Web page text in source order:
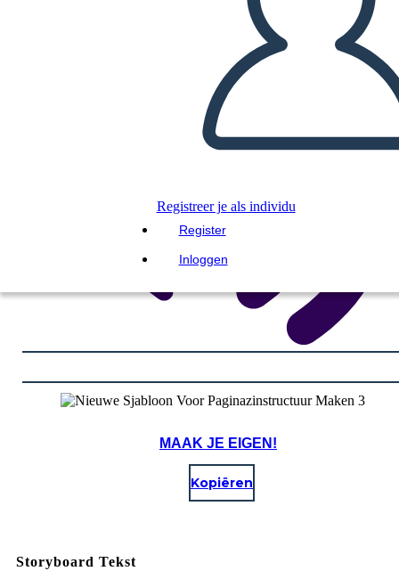
Registreer je als individu
Register
Inloggen
MAAK JE EIGEN!
Kopiëren
Storyboard Tekst